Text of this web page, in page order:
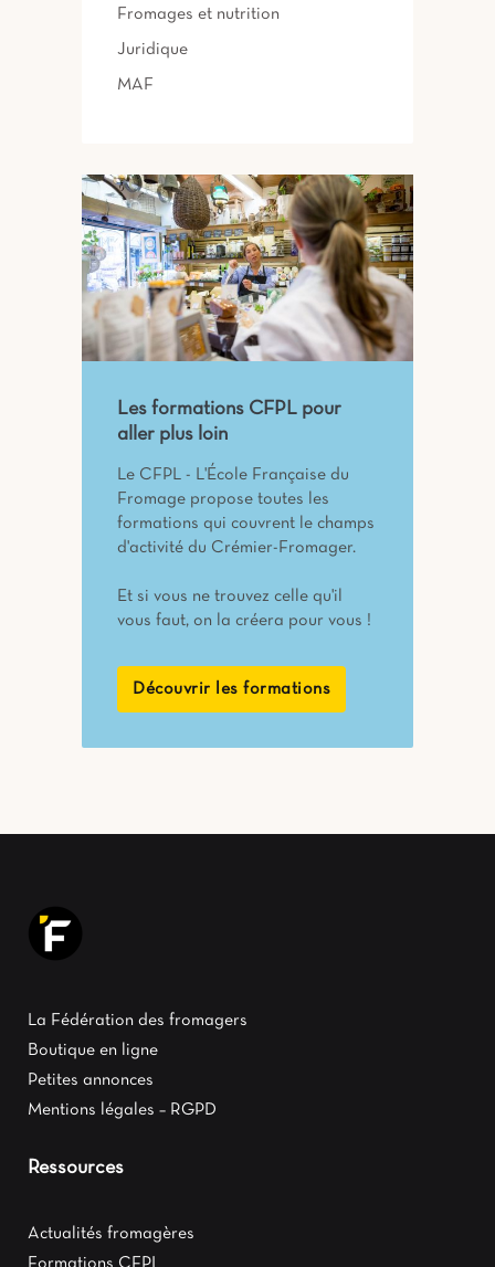
Fromages et nutrition
Juridique
MAF
Les formations CFPL pour
aller plus loin
Le CFPL - L'École Française du
Fromage propose toutes les
formations qui couvrent le champs
d'activité du Crémier-Fromager.
Et si vous ne trouvez celle qu'il
vous faut, on la créera pour vous !
Découvrir les formations
La Fédération des fromagers
Boutique en ligne
Petites annonces
Mentions légales – RGPD
Ressources
Actualités fromagères
Formations CFPL